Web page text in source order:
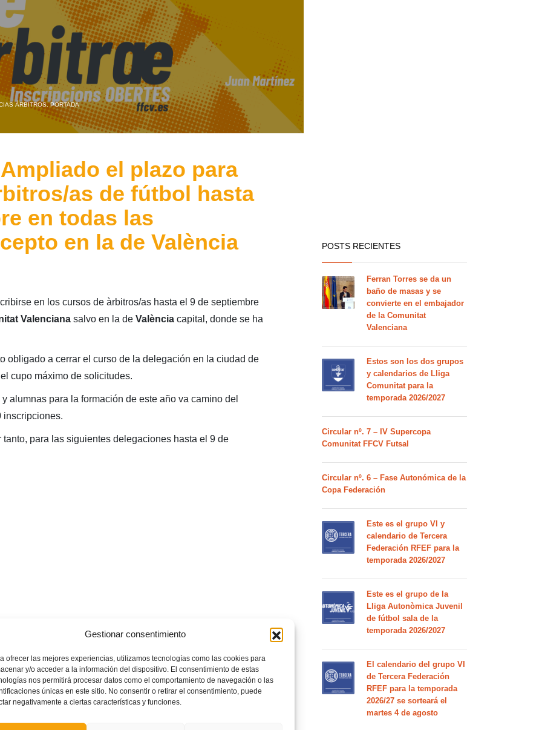
Gestionar consentimiento
ofrecer las mejores experiencias, utilizamos tecnologías como las cookies para
y/o acceder a la información del dispositivo. El consentimiento de estas
nos permitirá procesar datos como el comportamiento de navegación o las
únicas en este sitio. No consentir o retirar el consentimiento, puede
negativamente a ciertas características y funciones.
ÁRBITROS,PORTADA
el plazo para
as de fútbol hasta
en todas las
en la de València
en los cursos de àrbitros/as hasta el 9 de septiembre
Valencianasalvo en la de Valènciacapital, donde se ha
obligado a cerrar el curso de la delegación en la ciudad de
cupo máximo de solicitudes.
alumnas para la formación de este año va camino del
inscripciones.
para las siguientes delegaciones hasta el 9 de
POSTS RECIENTES
Ferran Torres se da un
baño de masas y se
convierte en el embajador
de la Comunitat
Valenciana
Estos son los dos grupos
y calendarios de Lliga
Comunitat para la
temporada 2026/2027
Circular nº. 7 – IV Supercopa
Comunitat FFCV Futsal
Circular nº. 6 – Fase Autonómica de la
Copa Federación
Este es el grupo VI y
calendario de Tercera
Federación RFEF para la
temporada 2026/2027
Este es el grupo de la
Lliga Autonòmica Juvenil
de fútbol sala de la
temporada 2026/2027
El calendario del grupo VI
de Tercera Federación
RFEF para la temporada
2026/27 se sorteará el
martes 4 de agosto